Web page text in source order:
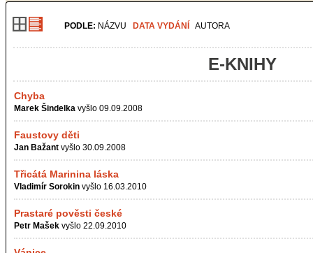
PODLE: NÁZVU DATA VYDÁNÍ AUTORA
E-KNIHY
Chyba
Marek Šindelka vyšlo 09.09.2008
Faustovy děti
Jan Bažant vyšlo 30.09.2008
Třicátá Marinina láska
Vladimír Sorokin vyšlo 16.03.2010
Prastaré pověsti české
Petr Mašek vyšlo 22.09.2010